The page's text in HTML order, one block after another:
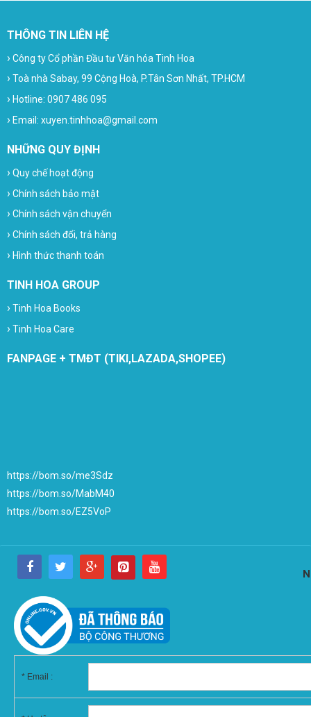
THÔNG TIN LIÊN HỆ
› Công ty Cổ phần Đầu tư Văn hóa Tinh Hoa
› Toà nhà Sabay, 99 Cộng Hoà, P.Tân Sơn Nhất, TP.HCM
› Hotline: 0907 486 095
› Email: xuyen.tinhhoa@gmail.com
NHỮNG QUY ĐỊNH
› Quy chế hoạt động
› Chính sách bảo mật
› Chính sách vận chuyển
› Chính sách đổi, trả hàng
› Hình thức thanh toán
TINH HOA GROUP
› Tinh Hoa Books
› Tinh Hoa Care
FANPAGE + TMĐT (TIKI,LAZADA,SHOPEE)
https://bom.so/me3Sdz
https://bom.so/MabM40
https://bom.so/EZ5VoP
* Email :